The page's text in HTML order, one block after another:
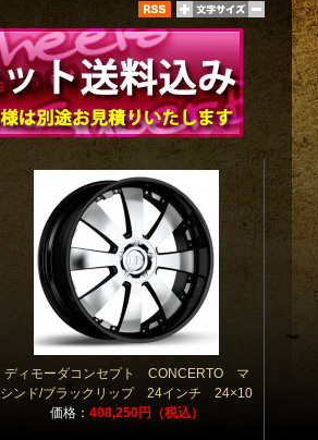
ディモーダコンセプト CONCERTO マ
シンド/ブラックリップ 24インチ 24×10
価格： 408,250円（税込）